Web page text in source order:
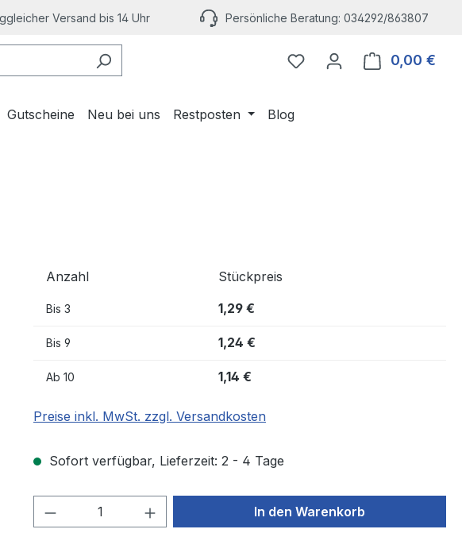
Versand bis 14 Uhr Persönliche Beratung: 034292/863807
Du hast 0 Produkte auf
0,00 €
Gutscheine Neu bei uns Restposten Blog
Anzahl Stückpreis
Bis 3 1,29 €
Bis 9 1,24 €
Ab 10 1,14 €
Preise inkl. MwSt. zzgl. Versandkosten
Sofort verfügbar, Lieferzeit: 2 - 4 Tage
Produkt Anzahl: Gib den gewünschten Wert
In den Warenkorb